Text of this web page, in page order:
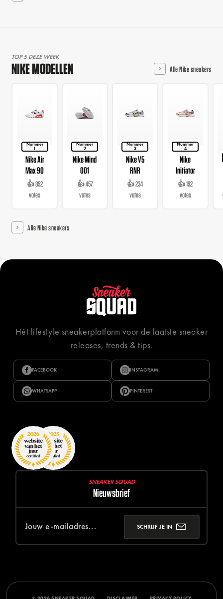
TOP 5 DEZE WEEK
NIKE MODELLEN Alle Nike sneakers
Nummer
1
Nike Air
Max 90
👍 852
votes
Nummer
2
Nike Mind
001
👍 457
votes
Nummer
3
Nike V5
RNR
👍 234
votes
Nummer
4
Nike
Initiator
👍 192
votes
Alle Nike sneakers
Hét lifestyle sneakerplatform voor de laatste sneaker
releases, trends & tips.
FACEBOOK INSTAGRAM
WHATSAPP PINTEREST
SNEAKER SQUAD
Nieuwsbrief
SCHRIJF JE IN